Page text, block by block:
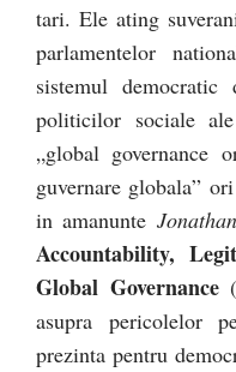
tari. Ele ating
parlamentelor
sistemul
politicilor sociale
„global governance
guvernare globala”
in amanunte
Accountability,
Global Governance
asupra pericolelor
prezinta pentru